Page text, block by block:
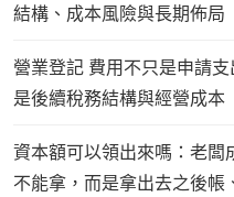
結構、成本風險與長期佈局
營業登記 費用不只是申請
是後續稅務結構與經營成本
資本額可以領出來嗎：老
不能拿，而是拿出去之後